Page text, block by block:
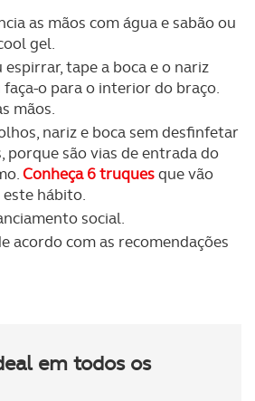
as mãos com água e sabão ou
gel.
tape a boca e o nariz
o para o interior do braço.
mãos.
nariz e boca sem desfinfetar
porque são vias de entrada do
Conheça 6 truquesque vão
hábito.
social.
acordo com as recomendações
em todos os